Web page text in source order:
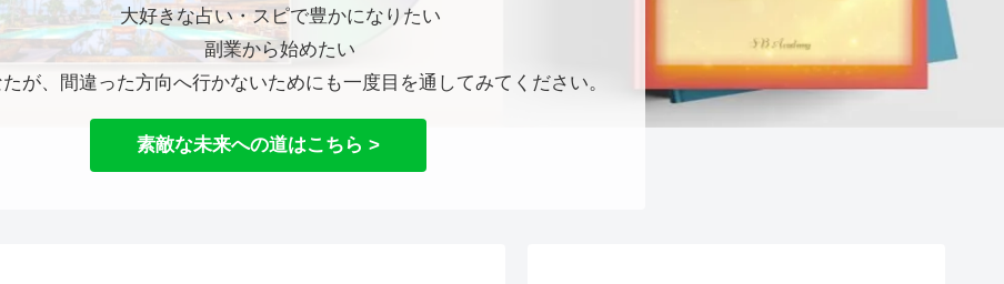
大好きな占い・スピで豊かになりたい
副業から始めたい
が、間違った方向へ行かないためにも一度目を通してみてください。
素敵な未来への道はこちら >